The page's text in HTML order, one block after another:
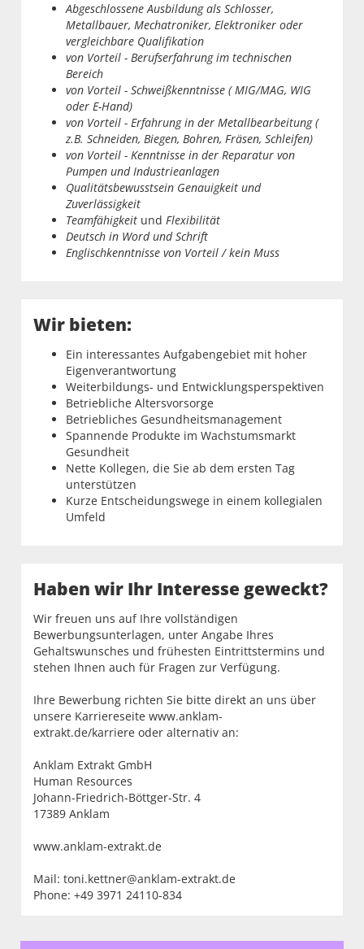
Abgeschlossene Ausbildung als Schlosser,
Metallbauer, Mechatroniker, Elektroniker oder
vergleichbare Qualifikation
von Vorteil - Berufserfahrung im technischen
Bereich
von Vorteil - Schweißkenntnisse ( MIG/MAG, WIG
oder E-Hand)
von Vorteil - Erfahrung in der Metallbearbeitung (
z.B. Schneiden, Biegen, Bohren, Fräsen, Schleifen)
von Vorteil - Kenntnisse in der Reparatur von
Pumpen und Industrieanlagen
Qualitätsbewusstsein Genauigkeit und
Zuverlässigkeit
Teamfähigkeit und Flexibilität
Deutsch in Word und Schrift
Englischkenntnisse von Vorteil / kein Muss
Wir bieten:
Ein interessantes Aufgabengebiet mit hoher
Eigenverantwortung
Weiterbildungs- und Entwicklungsperspektiven
Betriebliche Altersvorsorge
Betriebliches Gesundheitsmanagement
Spannende Produkte im Wachstumsmarkt
Gesundheit
Nette Kollegen, die Sie ab dem ersten Tag
unterstützen
Kurze Entscheidungswege in einem kollegialen
Umfeld
Haben wir Ihr Interesse geweckt?
Wir freuen uns auf Ihre vollständigen
Bewerbungsunterlagen, unter Angabe Ihres
Gehaltswunsches und frühesten Eintrittstermins und
stehen Ihnen auch für Fragen zur Verfügung.
Ihre Bewerbung richten Sie bitte direkt an uns über
unsere Karriereseite www.anklam-
extrakt.de/karriere oder alternativ an:
Anklam Extrakt GmbH
Human Resources
Johann-Friedrich-Böttger-Str. 4
17389 Anklam
www.anklam-extrakt.de
Mail: toni.kettner@anklam-extrakt.de
Phone: +49 3971 24110-834